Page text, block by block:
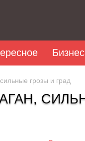
Бизнес
грозы и град